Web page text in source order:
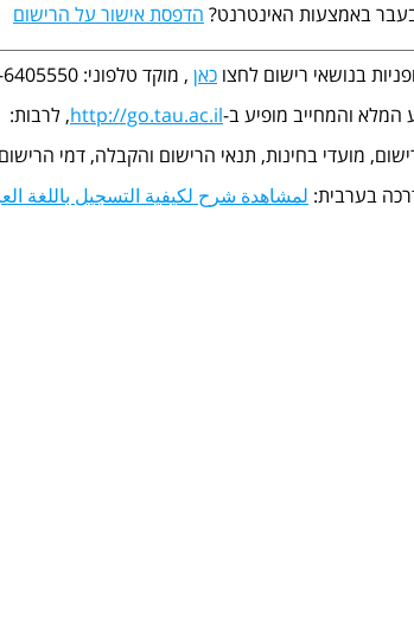
באמצעות האינטרנט? הדפסת אישור על הרישום
בנושאי רישום לחצו כאן , מוקד טלפוני: 03-6405550
המלא והמחייב מופיע ב-http://go.tau.ac.il, לרבות:
מועדי בחינות, תנאי הרישום והקבלה, דמי
בערבית: لمشاهدة شرح لكيفية التسجيل باللغة